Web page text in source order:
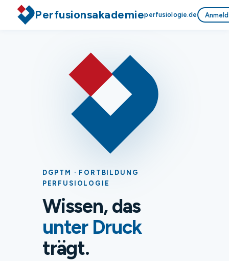
Perfusionsakademieperfusiologie.de
DGPTM · FORTBILDUNG
PERFUSIOLOGIE
Wissen, das
unter Druck
trägt.